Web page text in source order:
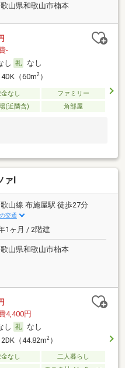
山県和歌山市楠本
-
し
なし
（60m2）
なし
ファミリー
(近隣含) 角部屋
Ⅰ
山線 布施屋駅 徒歩27分
交通
1ヶ月 / 2階建
山県和歌山市楠本
4,400円
し
なし
（44.82m2）
なし 二人暮らし